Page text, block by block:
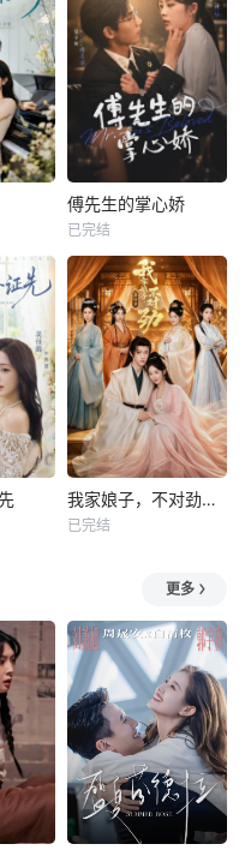
傅先生的掌心娇
已完结
我家娘子，不对劲第四季
已完结
更多